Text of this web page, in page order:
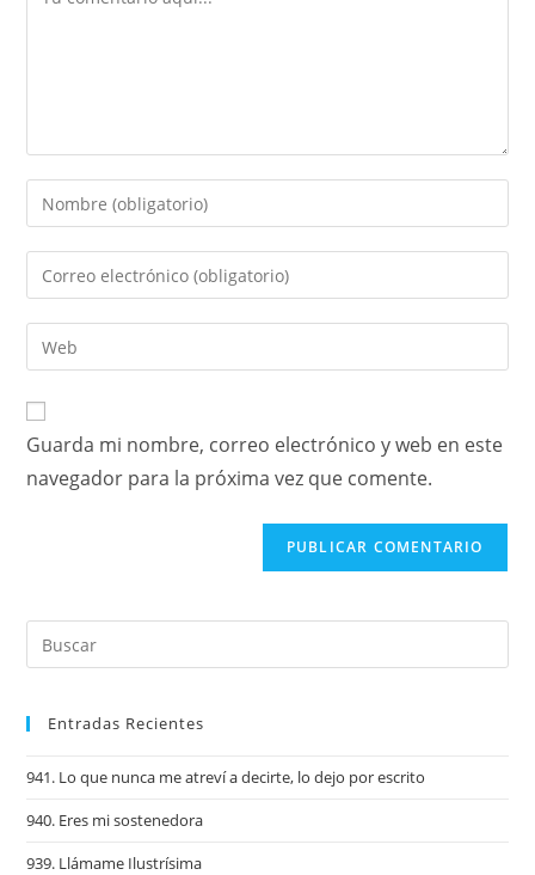
Guarda mi nombre, correo electrónico y web en este
navegador para la próxima vez que comente.
Entradas Recientes
941. Lo que nunca me atreví a decirte, lo dejo por escrito
940. Eres mi sostenedora
939. Llámame Ilustrísima